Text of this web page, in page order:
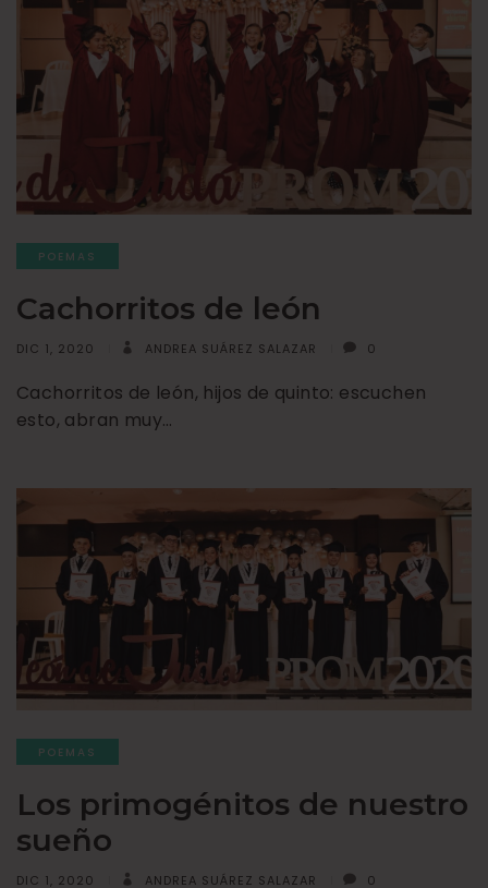
POEMAS
Cachorritos de león
DIC 1, 2020 ANDREA SUÁREZ SALAZAR 0
Cachorritos de león, hijos de quinto: escuchen
esto, abran muy…
POEMAS
Los primogénitos de nuestro
sueño
DIC 1, 2020 ANDREA SUÁREZ SALAZAR 0